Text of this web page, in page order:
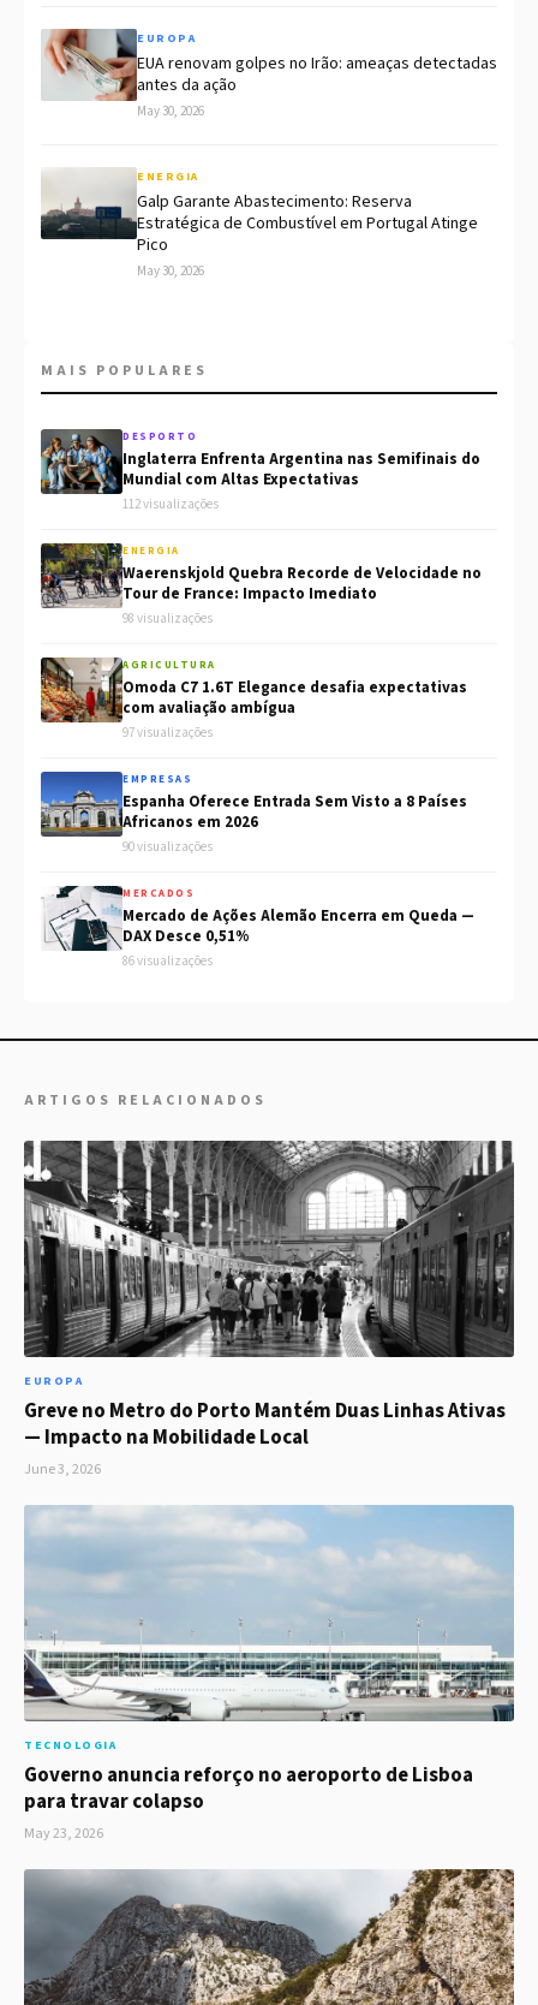
EUROPA
EUA renovam golpes no Irão: ameaças detectadas
antes da ação
May 30, 2026
ENERGIA
Galp Garante Abastecimento: Reserva
Estratégica de Combustível em Portugal Atinge
Pico
May 30, 2026
MAIS POPULARES
DESPORTO
Inglaterra Enfrenta Argentina nas Semifinais do
Mundial com Altas Expectativas
112 visualizações
ENERGIA
Waerenskjold Quebra Recorde de Velocidade no
Tour de France: Impacto Imediato
98 visualizações
AGRICULTURA
Omoda C7 1.6T Elegance desafia expectativas
com avaliação ambígua
97 visualizações
EMPRESAS
Espanha Oferece Entrada Sem Visto a 8 Países
Africanos em 2026
90 visualizações
MERCADOS
Mercado de Ações Alemão Encerra em Queda —
DAX Desce 0,51%
86 visualizações
ARTIGOS RELACIONADOS
EUROPA
Greve no Metro do Porto Mantém Duas Linhas Ativas
— Impacto na Mobilidade Local
June 3, 2026
TECNOLOGIA
Governo anuncia reforço no aeroporto de Lisboa
para travar colapso
May 23, 2026